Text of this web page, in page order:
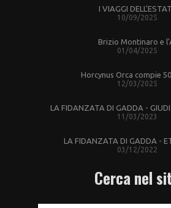
I VIAGGI
10/09/2025
Brizio Montinaro e
01/04/2025
Horcynus Orca compie
12/03/2025
LA FIDANZATA DI GADDA -
11/03/2023
LA FIDANZATA DI GADDA -
03/12/2022
Cerca nel